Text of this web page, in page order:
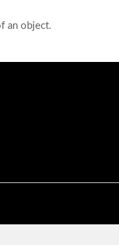
an object.